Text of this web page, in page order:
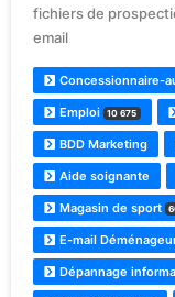
fichiers de
email
Concessionnaire-
Emploi 10 675
BDD Marketing
Aide soignante
Magasin de sport
E-mail
Dépannage